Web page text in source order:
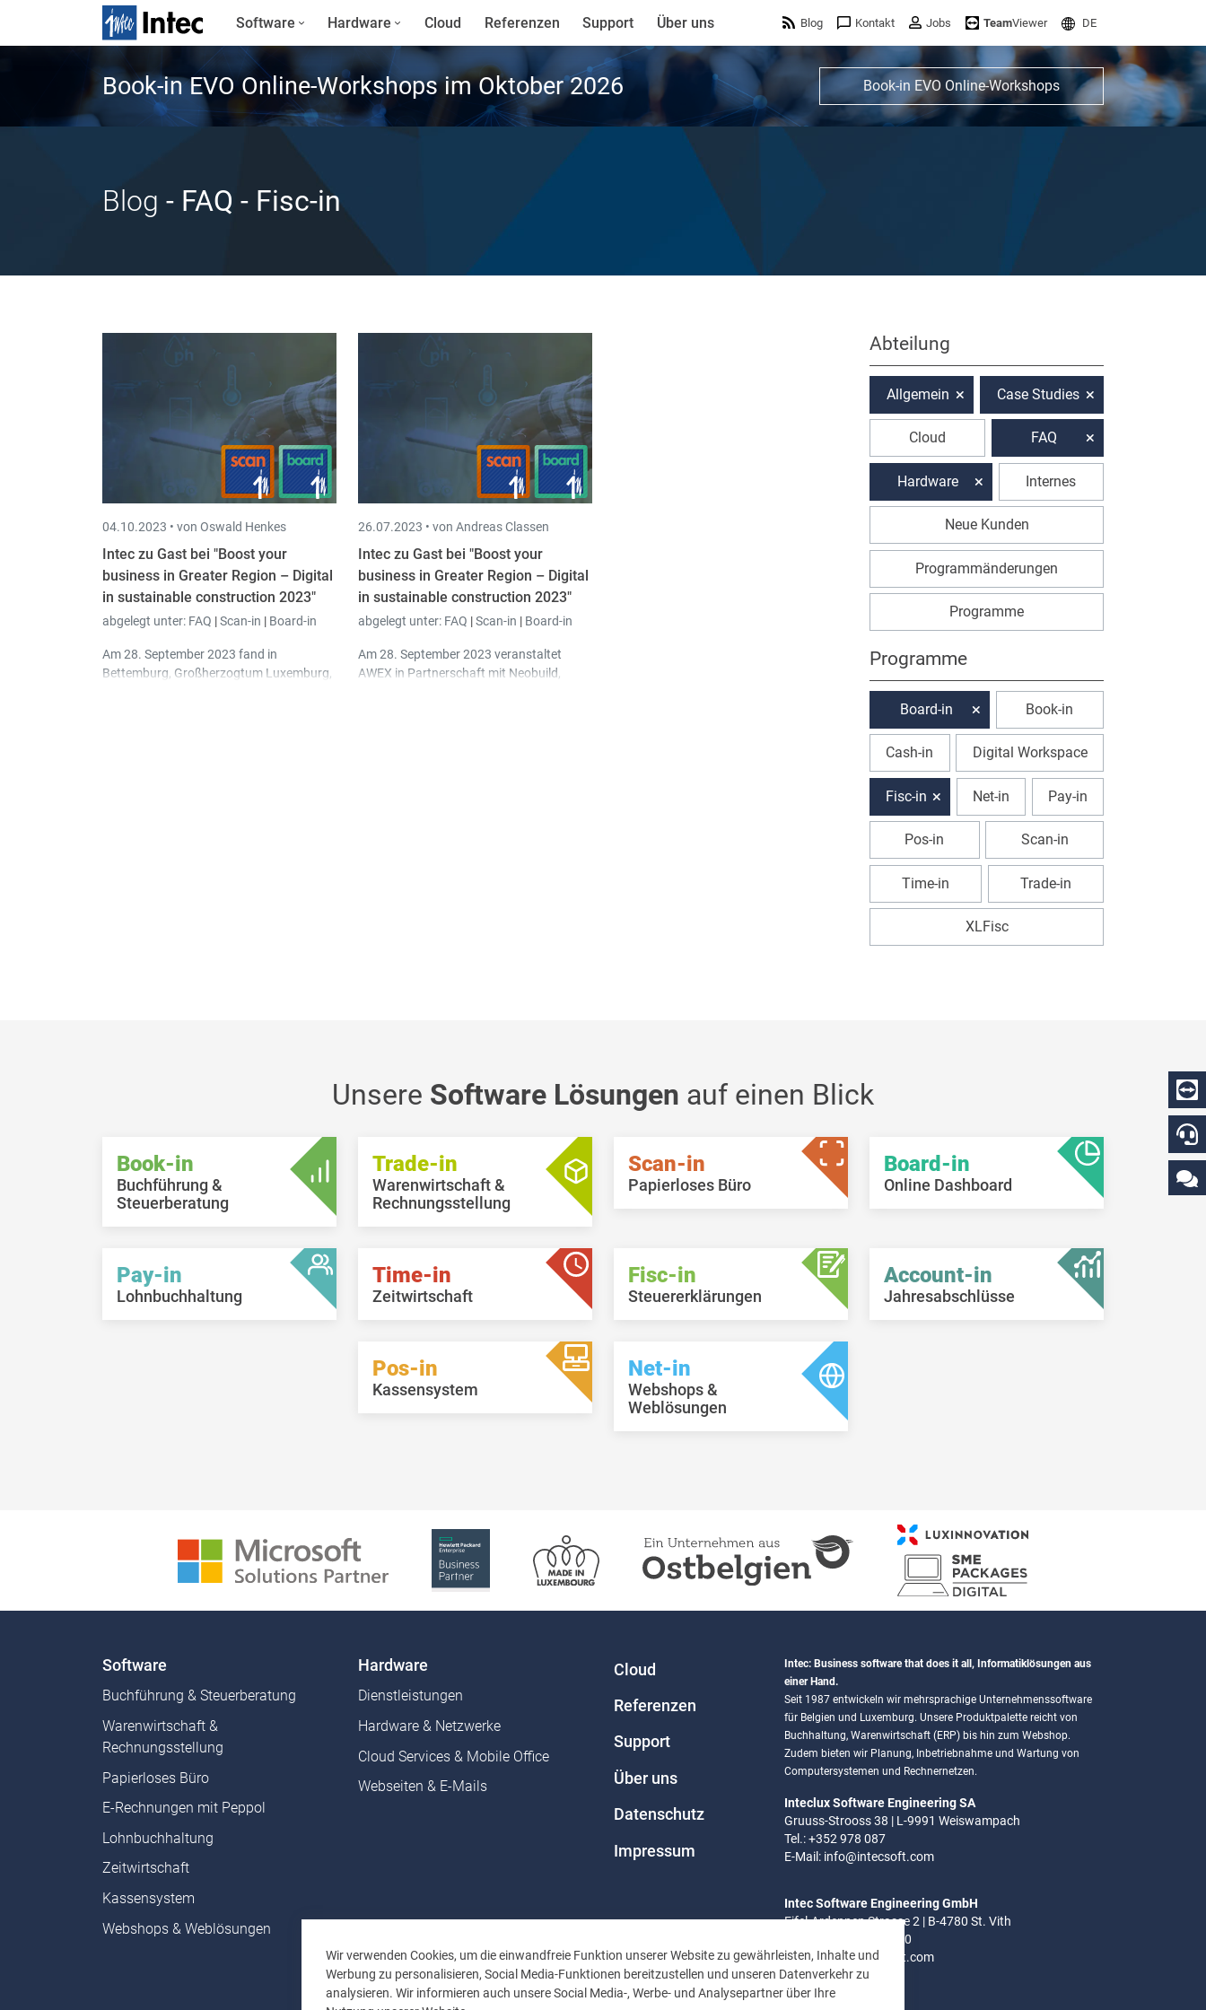
Wir verwenden Cookies, um die einwandfreie Funktion unserer Website zu gewährleisten, Inhalte und
Werbung zu personalisieren, Social Media-Funktionen bereitzustellen und unseren Datenverkehr zu
analysieren. Wir informieren auch unsere Social Media-, Werbe- und Analysepartner über Ihre
Software Hardware Cloud Referenzen Support Über uns Blog Kontakt Jobs TeamViewer DE
Book-in EVO Online-Workshops im Oktober 2026 Book-in EVO Online-Workshops
Blog - FAQ - Fisc-in
04.10.2023 • von Oswald Henkes
Intec zu Gast bei "Boost your
business in Greater Region – Digital
in sustainable construction 2023"
abgelegt unter: FAQ |Scan-in | Board-in
Am 28. September 2023 fand in
Bettemburg, Großherzogtum Luxemburg,
26.07.2023 • von Andreas Classen
Intec zu Gast bei "Boost your
business in Greater Region – Digital
in sustainable construction 2023"
abgelegt unter: FAQ |Scan-in | Board-in
Am 28. September 2023 veranstaltet
AWEX in Partnerschaft mit Neobuild,
Abteilung
Allgemein Case Studies
Cloud FAQ
Hardware Internes
Neue Kunden
Programmänderungen
Programme
Programme
Board-in Book-in
Cash-in Digital Workspace
Fisc-in Net-in Pay-in
Pos-in Scan-in
Time-in Trade-in
XLFisc
Unsere Software Lösungen auf einen Blick
Book-in
Buchführung &
Steuerberatung
Trade-in
Warenwirtschaft &
Rechnungsstellung
Scan-in
Papierloses Büro
Board-in
Online Dashboard
Pay-in
Lohnbuchhaltung
Time-in
Zeitwirtschaft
Fisc-in
Steuererklärungen
Account-in
Jahresabschlüsse
Pos-in
Kassensystem
Net-in
Webshops &
Weblösungen
Software
Buchführung & Steuerberatung
Warenwirtschaft &
Rechnungsstellung
Papierloses Büro
E-Rechnungen mit Peppol
Lohnbuchhaltung
Zeitwirtschaft
Kassensystem
Webshops & Weblösungen
Hardware
Dienstleistungen
Hardware & Netzwerke
Cloud Services & Mobile Office
Webseiten & E-Mails
Cloud
Referenzen
Support
Über uns
Datenschutz
Impressum
Intec: Business software that does it all, Informatiklösungen aus
einer Hand.
Seit 1987 entwickeln wir mehrsprachige Unternehmenssoftware
für Belgien und Luxemburg. Unsere Produktpalette reicht von
Buchhaltung, Warenwirtschaft (ERP) bis hin zum Webshop.
Zudem bieten wir Planung, Inbetriebnahme und Wartung von
Computersystemen und Rechnernetzen.
Inteclux Software Engineering SA
Gruuss-Strooss 38 | L-9991 Weiswampach
Tel.: +352 978 087
E-Mail: info@intecsoft.com
Intec Software Engineering GmbH
Eifel-Ardennen Strasse 2 | B-4780 St. Vith
Tel.: +32 (0)80 280 080
E-Mail:info@intecsoft.com